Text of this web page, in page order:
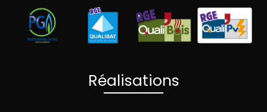
Réalisations